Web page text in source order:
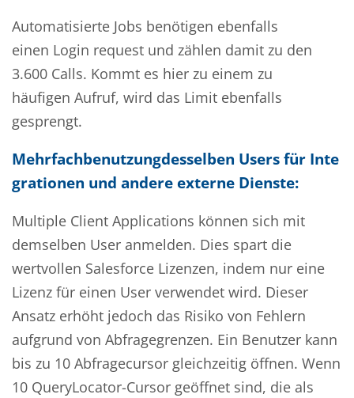
Automatisierte Jobs benötigen ebenfalls
einen Login request und zählen damit zu den
3.600 Calls. Kommt es hier zu einem zu
häufigen Aufruf, wird das Limit ebenfalls
gesprengt.
Mehrfachbenutzungdesselben Usersfür Inte
grationen und andere externe Dienste:
Multiple Client Applications können sich mit
demselben User anmelden. Dies spart die
wertvollen Salesforce Lizenzen, indem nur eine
Lizenz für einen User verwendet wird. Dieser
Ansatz erhöht jedoch das Risiko von Fehlern
aufgrund von Abfragegrenzen. Ein Benutzer kann
bis zu 10 Abfragecursor gleichzeitig öffnen. Wenn
10 QueryLocator-Cursor geöffnet sind, die als